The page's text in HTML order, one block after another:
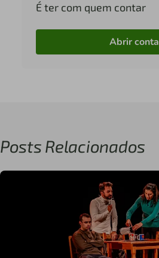
É ter com quem contar
Abrir conta
Posts Relacionados